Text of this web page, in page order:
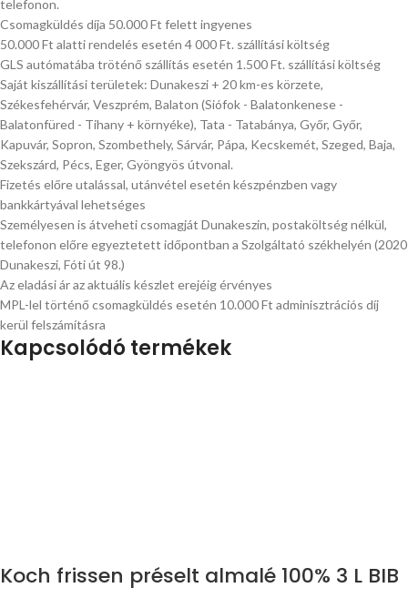
telefonon.
Csomagküldés díja 50.000 Ft felett ingyenes
50.000 Ft alatti rendelés esetén 4 000 Ft. szállítási költség
GLS autómatába tröténő szállítás esetén 1.500 Ft. szállítási költség
Saját kiszállítási területek: Dunakeszi + 20 km-es körzete,
Székesfehérvár, Veszprém, Balaton (Siófok - Balatonkenese -
Balatonfüred - Tihany + környéke), Tata - Tatabánya, Győr, Győr,
Kapuvár, Sopron, Szombethely, Sárvár, Pápa, Kecskemét, Szeged, Baja,
Szekszárd, Pécs, Eger, Gyöngyös útvonal.
Fizetés előre utalással, utánvétel esetén készpénzben vagy
bankkártyával lehetséges
Személyesen is átveheti csomagját Dunakeszin, postaköltség nélkül,
telefonon előre egyeztetett időpontban a Szolgáltató székhelyén (2020
Dunakeszi, Fóti út 98.)
Az eladási ár az aktuális készlet erejéig érvényes
MPL-lel történő csomagküldés esetén 10.000 Ft adminisztrációs díj
kerül felszámításra
Kapcsolódó termékek
Koch frissen préselt almalé 100% 3 L BIB